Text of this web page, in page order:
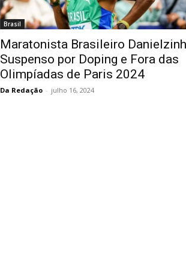
Brasil
Maratonista Brasileiro
Suspenso por Doping e Fora das
Olimpíadas de Paris 2024
Da Redação - julho 16, 2024